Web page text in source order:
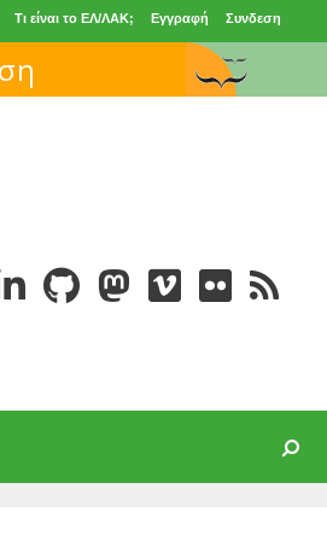
Τι είναι το ΕΛ/ΛΑΚ; Εγγραφή Συνδεση
Search